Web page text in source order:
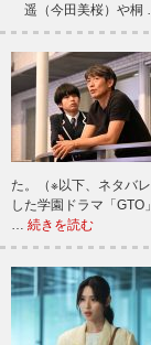
遥（今田美桜）や桐
た。（※以下、ネタバ
した学園ドラマ「
… 続きを読む